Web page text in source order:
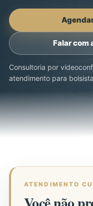
Falar com
Consultoria por
atendimento para
ATENDIMENTO